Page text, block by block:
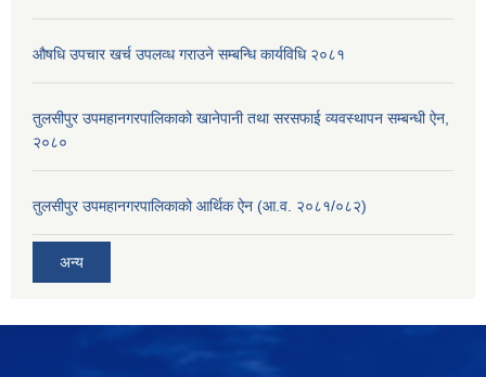
औषधि उपचार खर्च उपलव्ध गराउने सम्बन्धि कार्यविधि २०८१
तुलसीपुर उपमहानगरपालिकाको खानेपानी तथा सरसफाई व्यवस्थापन सम्बन्धी ऐन,
२०८०
तुलसीपुर उपमहानगरपालिकाको आर्थिक ऐन (आ.व. २०८१/०८२)
अन्य